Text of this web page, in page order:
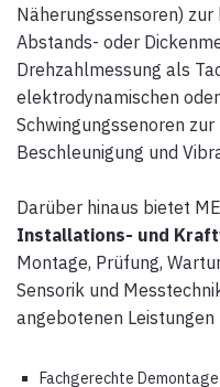
Näherungssensoren)
Abstands- oder
Drehzahlmessung als
elektrodynamischen
Schwingungssenoren
Beschleunigung und
Darüber hinaus bietet
Installations- und
Montage, Prüfung,
Sensorik und
angebotenen Leistungen
Fachgerechte